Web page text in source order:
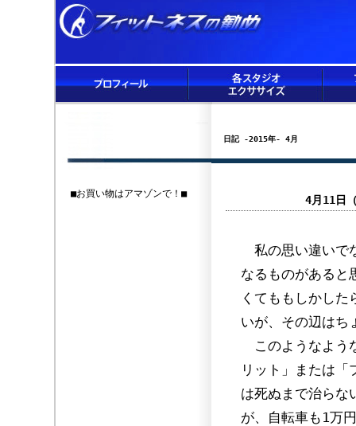
■お買い物はアマゾンで！■
日記 -2015年- 4月
4月11日
私の思い違いで
なるものがあると
くてももしかし
いが、その辺はち
このようなよう
リット」または
は死ぬまで治らな
が、自転車も1万